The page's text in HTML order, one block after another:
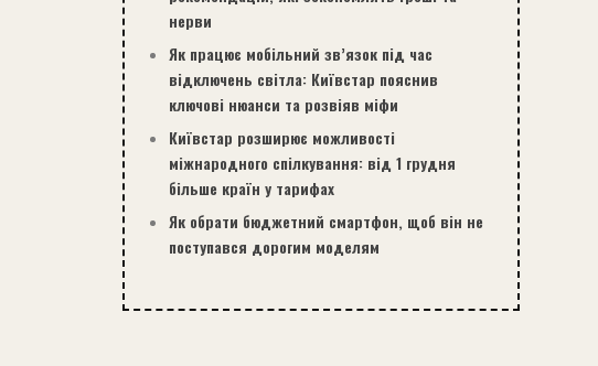
нерви
Як працює мобільний зв’язок під час
відключень світла: Київстар пояснив
ключові нюанси та розвіяв міфи
Київстар розширює можливості
міжнародного спілкування: від 1 грудня
більше країн у тарифах
Як обрати бюджетний смартфон, щоб він не
поступався дорогим моделям